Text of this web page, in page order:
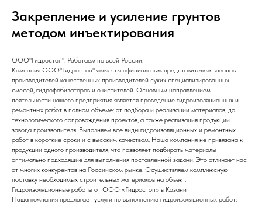
Закрепление и усиление грунтов
методом инъектирования
ООО"Гидростоп". Работаем по всей России.
Компания ООО"Гидростоп" является официальным представителем заводов
производителей качественных производителей сухих специализированных
смесей, гидрофобизаторов и очистителей. Основным направлением
деятельности нашего предприятия является проведение гидроизоляционных и
ремонтных работ в полном объеме: от подбора и реализации материалов, до
технологического сопровождения проектов, а также реализация продукции
завода производителя. Выполняем все виды гидроизоляционных и ремонтных
работ в короткие сроки и с высоким качеством. Наша компания не привязана к
продукции одного производителя, что позволяет подбирать материалы
оптимально подходящие для выполнения поставленной задачи. Это отличает нас
от многих конкурентов на Российском рынке. Осуществляем комплексную
поставку необходимых строительных материалов на объект.
Гидроизоляционные работы от ООО «Гидростоп» в Казани
Наша компания предлагает услуги по выполнению гидроизоляционных работ: